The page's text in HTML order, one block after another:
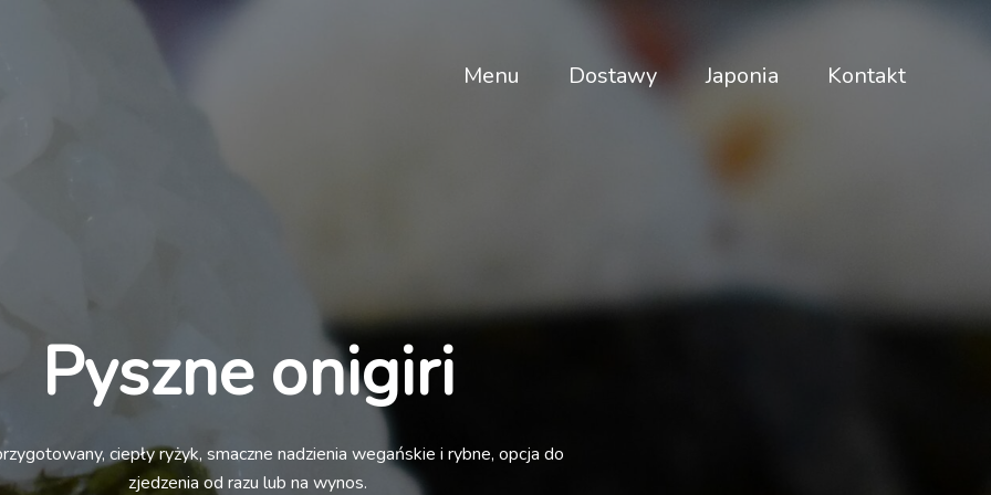
Menu Dostawy Japonia Kontakt
Pyszne onigiri
ciepły ryżyk, smaczne nadzienia wegańskie i rybne, opcja do
zjedzenia od razu lub na wynos.